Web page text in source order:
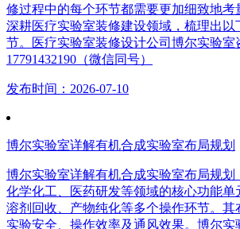
修过程中的每个环节都需要更加细致地考
深耕医疗实验室装修建设领域，梳理出以
节。医疗实验室装修设计公司博尔实验室
17791432190（微信同号）
发布时间：2026-07-10
博尔实验室详解有机合成实验室布局规划
博尔实验室详解有机合成实验室布局规划
化学化工、医药研发等领域的核心功能单
溶剂回收、产物纯化等多个操作环节。其
实验安全、操作效率及通风效果。博尔实